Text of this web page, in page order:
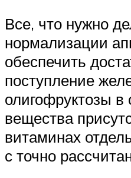
Все, что нужно
нормализации
обеспечить
поступление
олигофруктозы в
вещества
витаминах
с точно